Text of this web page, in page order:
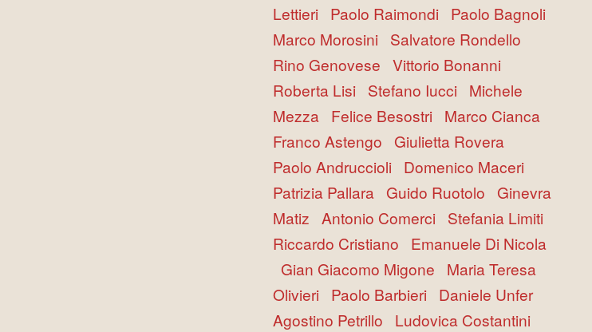
Lettieri Paolo Raimondi Paolo Bagnoli
Marco Morosini Salvatore Rondello
Rino Genovese Vittorio Bonanni
Roberta Lisi Stefano Iucci Michele
Mezza Felice Besostri Marco Cianca
Franco Astengo
Giulietta Rovera
Paolo Andruccioli Domenico Maceri
Patrizia Pallara Guido Ruotolo
Ginevra
Matiz Antonio Comerci Stefania Limiti
Riccardo Cristiano
Emanuele Di Nicola
Gian Giacomo Migone
Maria Teresa
Olivieri Paolo Barbieri Daniele Unfer
Agostino Petrillo
Ludovica Costantini